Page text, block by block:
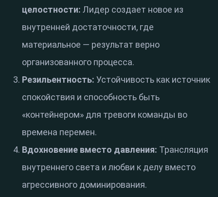
целостности: Лидер создает новое из
внутренней достаточности, где
материальное — результат верно
организованного процесса.
Резильентность: Устойчивость как источник
спокойствия и способность быть
«контейнером» для тревоги команды во
времена перемен.
Вдохновение вместо давления: Трансляция
внутреннего света и любви к делу вместо
агрессивного доминирования.